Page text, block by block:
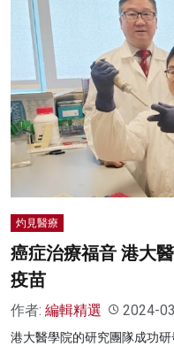
商業
科技
影片
名家榜
灼見活動
灼見醫療
癌症治療福音 港大
疫苗
作者: 編輯精選 2024-
港大醫學院的研究團隊成功